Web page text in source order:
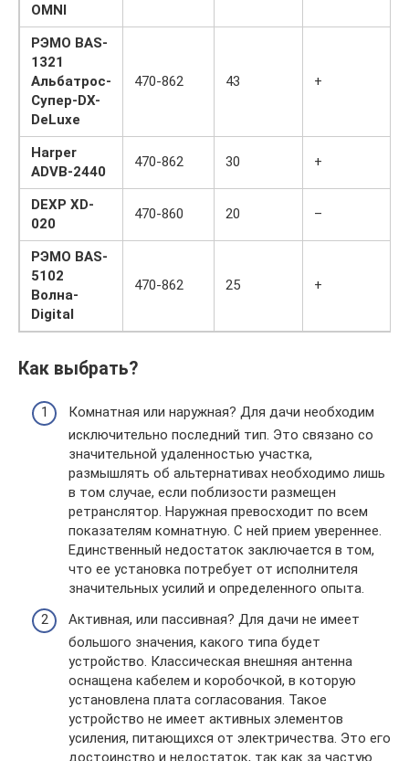
OMNI
РЭМО BAS-
1321
Альбатрос-
Супер-DX-
DeLuxe
470-862 43 +
Harper
ADVB-2440
470-862 30 +
DEXP XD-
020
470-860 20 –
РЭМО BAS-
5102
Волна-
Digital
470-862 25 +
Как выбрать?
Комнатная или наружная? Для дачи необходим
исключительно последний тип. Это связано со
значительной удаленностью участка,
размышлять об альтернативах необходимо лишь
в том случае, если поблизости размещен
ретранслятор. Наружная превосходит по всем
показателям комнатную. С ней прием увереннее.
Единственный недостаток заключается в том,
что ее установка потребует от исполнителя
значительных усилий и определенного опыта.
Активная, или пассивная? Для дачи не имеет
большого значения, какого типа будет
устройство. Классическая внешняя антенна
оснащена кабелем и коробочкой, в которую
установлена плата согласования. Такое
устройство не имеет активных элементов
усиления, питающихся от электричества. Это его
достоинство и недостаток, так как за частую